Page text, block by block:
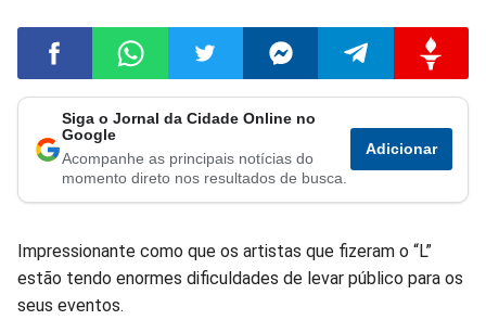
Compartilhar
no
Compartilhar
no
Compartilhar
no
Compartilhar
no
Compartilhar
no
no
Siga o Jornal da Cidade Online no
Google
Acompanhe as principais notícias do
momento direto nos resultados de busca.
Adicionar
Impressionante como que os artistas que fizeram o “L”
estão tendo enormes dificuldades de levar público para os
seus eventos.